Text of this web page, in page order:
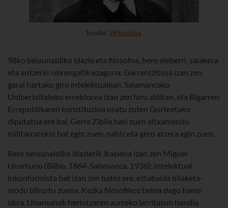
Irudia:Wikipedia
98ko belaunaldiko idazle eta filosofoa, bere eleberri, saiakera
eta antzerki-obrengatik ezaguna. Garrantzitsua izan zen
garai hartako giro intelektualean. Salamancako
Unibertsitateko errektorea izan zen hiru alditan, eta Bigarren
Errepublikaren konstituzioa osatu zuten Gorteetako
diputatua ere bai. Gerra Zibila hasi zuen altxamendu
militarrarekin bat egin zuen, nahiz eta gero atzera egin zuen.
Bere belaunaldiko idazlerik ikasiena izan zen Miguel
Unamuno (Bilbo, 1864-Salamanca, 1936); intelektual
inkonformista bat izan zen batez ere, eztabaida bilaketa-
modu bihurtu zuena. Kezka filosofikoz betea dago haren
obra. Unamunok heriotzaren aurreko larritasun handia